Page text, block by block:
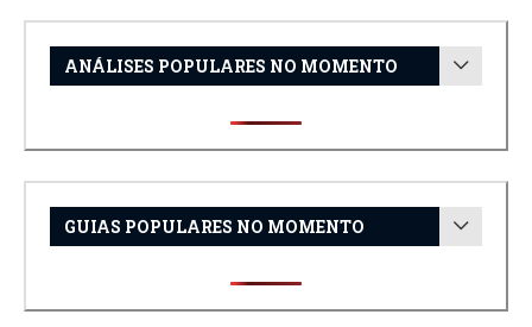
ANÁLISES POPULARES NO MOMENTO
GUIAS POPULARES NO MOMENTO